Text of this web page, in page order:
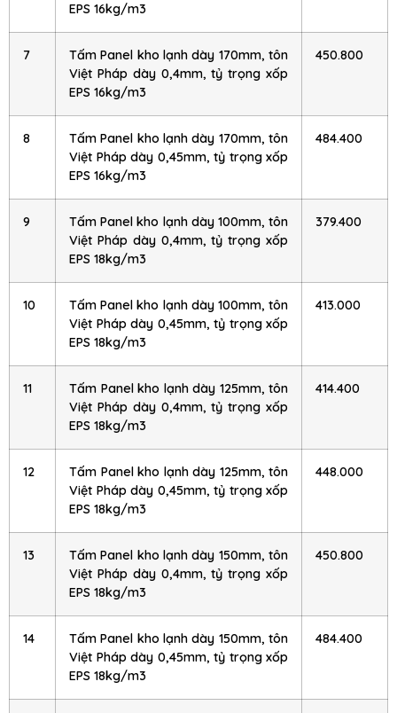
EPS 16kg/m3
7
Tấm Panel kho lạnh dày 170mm, tôn
Việt Pháp dày 0,4mm, tỷ trọng xốp
EPS 16kg/m3
450.800
8
Tấm Panel kho lạnh dày 170mm, tôn
Việt Pháp dày 0,45mm, tỷ trọng xốp
EPS 16kg/m3
484.400
9
Tấm Panel kho lạnh dày 100mm, tôn
Việt Pháp dày 0,4mm, tỷ trọng xốp
EPS 18kg/m3
379.400
10
Tấm Panel kho lạnh dày 100mm, tôn
Việt Pháp dày 0,45mm, tỷ trọng xốp
EPS 18kg/m3
413.000
11
Tấm Panel kho lạnh dày 125mm, tôn
Việt Pháp dày 0,4mm, tỷ trọng xốp
EPS 18kg/m3
414.400
12
Tấm Panel kho lạnh dày 125mm, tôn
Việt Pháp dày 0,45mm, tỷ trọng xốp
EPS 18kg/m3
448.000
13
Tấm Panel kho lạnh dày 150mm, tôn
Việt Pháp dày 0,4mm, tỷ trọng xốp
EPS 18kg/m3
450.800
14
Tấm Panel kho lạnh dày 150mm, tôn
Việt Pháp dày 0,45mm, tỷ trọng xốp
EPS 18kg/m3
484.400